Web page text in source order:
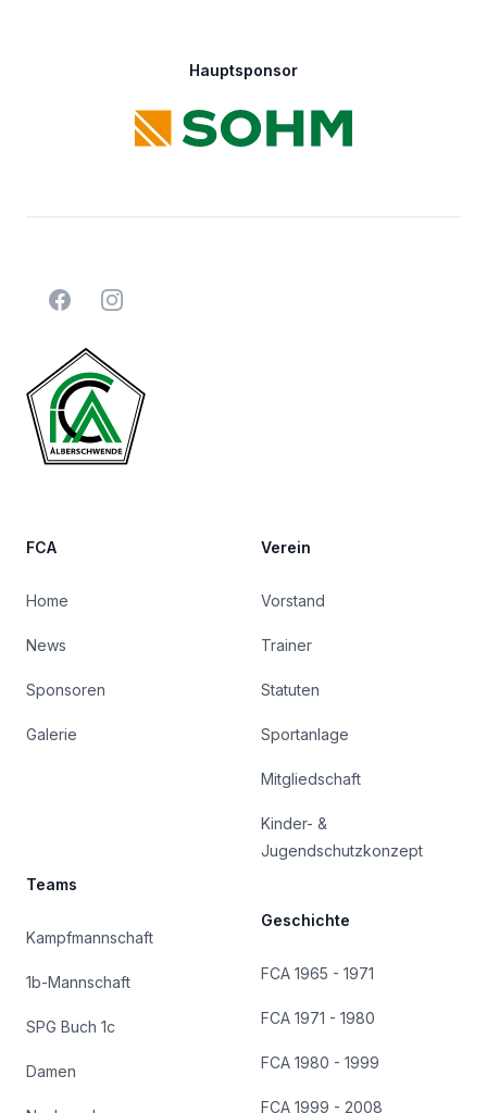
Hauptsponsor
FacebookInstagram
FCA
Home
News
Sponsoren
Galerie
Teams
Kampfmannschaft
1b-Mannschaft
SPG Buch 1c
Damen
Verein
Vorstand
Trainer
Statuten
Sportanlage
Mitgliedschaft
Kinder- &
Jugendschutzkonzept
Geschichte
FCA 1965 - 1971
FCA 1971 - 1980
FCA 1980 - 1999
FCA 1999 - 2008